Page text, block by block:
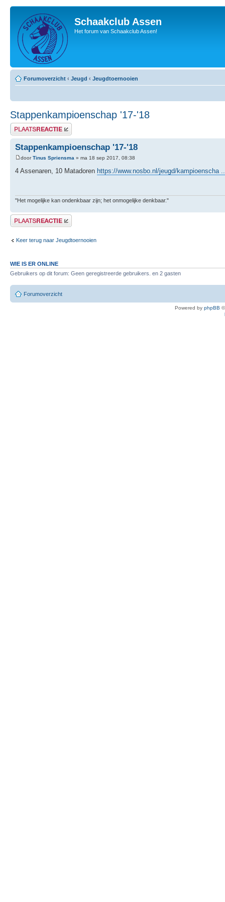
Schaakclub Assen
Het forum van Schaakclub Assen!
Forumoverzicht ‹ Jeugd ‹ Jeugdtoernooien
Stappenkampioenschap '17-'18
Plaats een reactie
Stappenkampioenschap '17-'18
doorTinus Spriensma » ma 18 sep 2017, 08:38
4 Assenaren, 10 Matadoren https://www.nosbo.nl/jeugd/kampioenscha
"Het mogelijke kan ondenkbaar zijn; het onmogelijke denkbaar."
Plaats een reactie
Keer terug naar Jeugdtoernooien
WIE IS ER ONLINE
Gebruikers op dit forum: Geen geregistreerde gebruikers. en 2 gasten
Forumoverzicht
Powered by phpBB